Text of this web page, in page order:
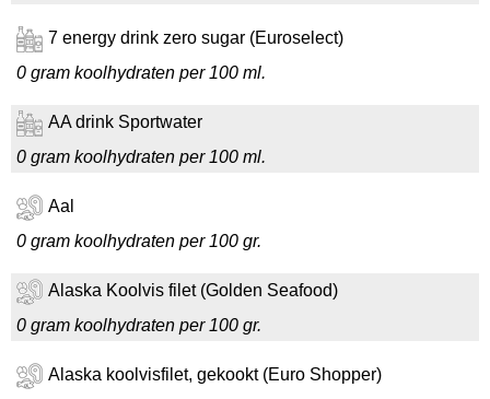
7 energy drink zero sugar (Euroselect)
0 gram koolhydraten per 100 ml.
AA drink Sportwater
0 gram koolhydraten per 100 ml.
Aal
0 gram koolhydraten per 100 gr.
Alaska Koolvis filet (Golden Seafood)
0 gram koolhydraten per 100 gr.
Alaska koolvisfilet, gekookt (Euro Shopper)